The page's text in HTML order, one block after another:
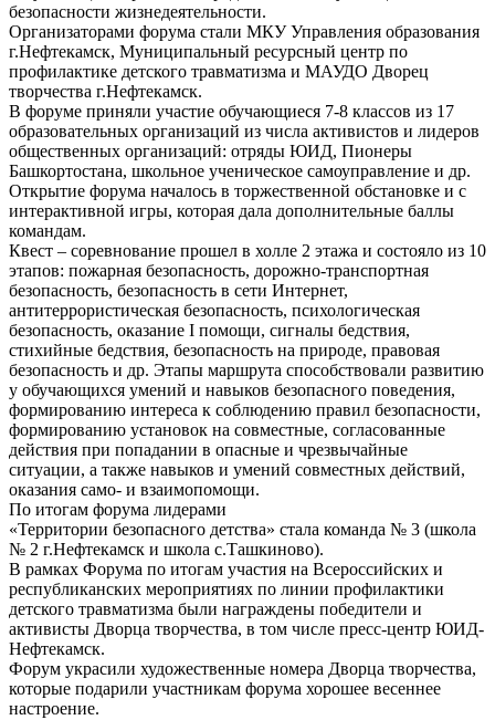
безопасности жизнедеятельности.
Организаторами форума стали МКУ Управления образования
г.Нефтекамск, Муниципальный ресурсный центр по
профилактике детского травматизма и МАУДО Дворец
творчества г.Нефтекамск.
В форуме приняли участие обучающиеся 7-8 классов из 17
образовательных организаций из числа активистов и лидеров
общественных организаций: отряды ЮИД, Пионеры
Башкортостана, школьное ученическое самоуправление и др.
Открытие форума началось в торжественной обстановке и с
интерактивной игры, которая дала дополнительные баллы
командам.
Квест – соревнование прошел в холле 2 этажа и состояло из 10
этапов: пожарная безопасность, дорожно-транспортная
безопасность, безопасность в сети Интернет,
антитеррористическая безопасность, психологическая
безопасность, оказание I помощи, сигналы бедствия,
стихийные бедствия, безопасность на природе, правовая
безопасность и др. Этапы маршрута способствовали развитию
у обучающихся умений и навыков безопасного поведения,
формированию интереса к соблюдению правил безопасности,
формированию установок на совместные, согласованные
действия при попадании в опасные и чрезвычайные
ситуации, а также навыков и умений совместных действий,
оказания само- и взаимопомощи.
По итогам форума лидерами
«Территории безопасного детства» стала команда № 3 (школа
№ 2 г.Нефтекамск и школа с.Ташкиново).
В рамках Форума по итогам участия на Всероссийских и
республиканских мероприятиях по линии профилактики
детского травматизма были награждены победители и
активисты Дворца творчества, в том числе пресс-центр ЮИД-
Нефтекамск.
Форум украсили художественные номера Дворца творчества,
которые подарили участникам форума хорошее весеннее
настроение.